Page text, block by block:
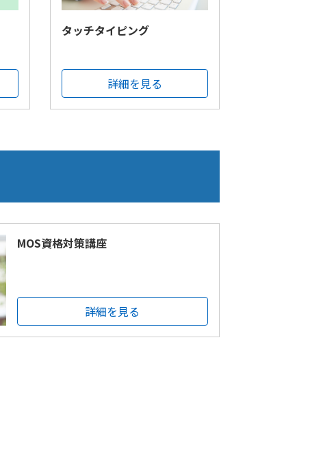
タッチタイピング
詳細を見る
MOS資格対策講座
詳細を見る